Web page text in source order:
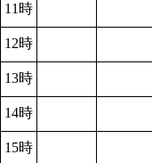
11時
12時
13時
14時
15時